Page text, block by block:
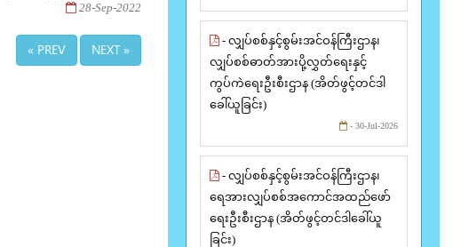
28-Sep-2022
« PREV NEXT »
- လျှပ်စစ်နှင့်စွမ်းအင်ဝန်ကြီးဌာန၊
လျှပ်စစ်ဓာတ်အားပို့လွှတ်ရေးနှင့်
ကွပ်ကဲရေးဦးစီးဌာန (အိတ်ဖွင့်တင်ဒါ
ခေါ်ယူခြင်း)
- 30-Jul-2026
- လျှပ်စစ်နှင့်စွမ်းအင်ဝန်ကြီးဌာန၊
ရေအားလျှပ်စစ်အကောင်အထည်ဖော်
ရေးဦးစီးဌာန (အိတ်ဖွင့်တင်ဒါခေါ်ယူ
ခြင်း)